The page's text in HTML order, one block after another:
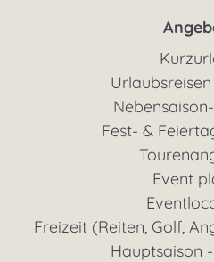
Fest- &
Event
Freizeit (Reiten, Golf,
Hauptsaison